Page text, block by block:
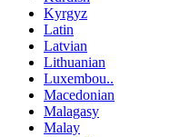
Kyrgyz
Latin
Latvian
Lithuanian
Luxembou..
Macedonian
Malagasy
Malay